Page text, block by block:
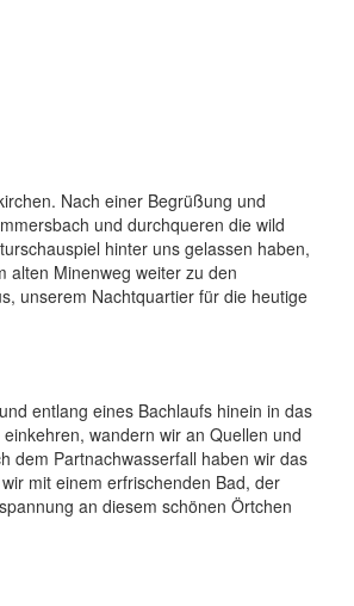
Nach einer Begrüßung und
und durchqueren die wild
hinter uns gelassen haben,
alten Minenweg weiter zu den
unserem Nachtquartier für die heutige
entlang eines Bachlaufs hinein in das
wandern wir an Quellen und
dem Partnachwasserfall haben wir das
mit einem erfrischenden Bad, der
an diesem schönen Örtchen